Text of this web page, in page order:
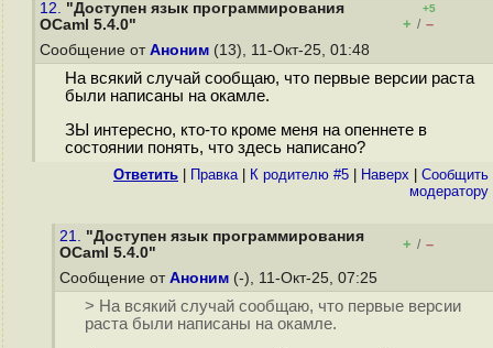
12. "Доступен язык программирования
OCaml 5.4.0"
+5
+ / –
Сообщение от Аноним (13), 11-Окт-25, 01:48
На всякий случай сообщаю, что первые версии раста
были написаны на окамле.
ЗЫ интересно, кто-то кроме меня на опеннете в
состоянии понять, что здесь написано?
Ответить Правка| К родителю #5 Наверх
Cообщить
модератору
21. "Доступен язык программирования
OCaml 5.4.0"
+ / –
Сообщение от Аноним (-), 11-Окт-25, 07:25
> На всякий случай сообщаю, что первые версии
раста были написаны на окамле.